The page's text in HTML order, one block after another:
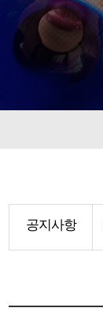
공지사항